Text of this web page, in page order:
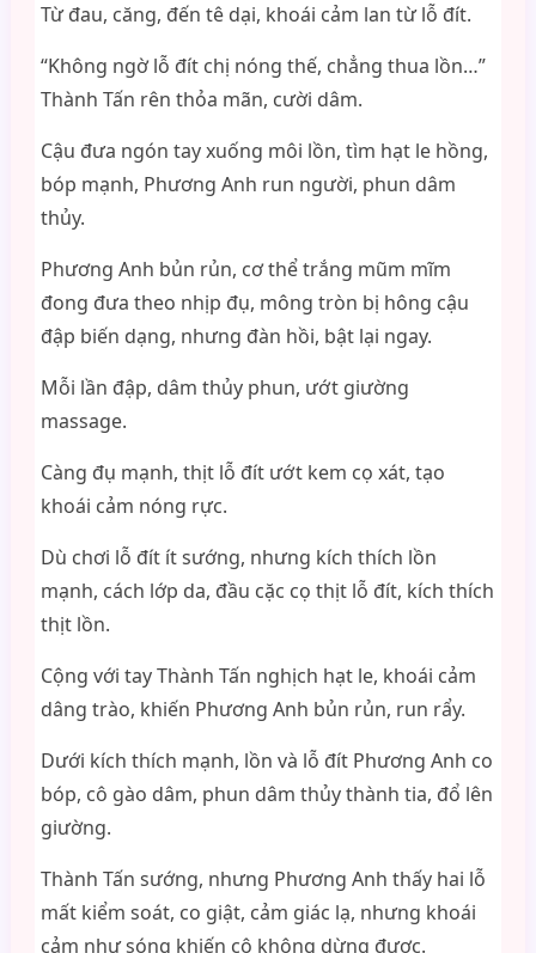
Từ đau, căng, đến tê dại, khoái cảm lan từ lỗ đít.
“Không ngờ lỗ đít chị nóng thế, chẳng thua lồn…”
Thành Tấn rên thỏa mãn, cười dâm.
Cậu đưa ngón tay xuống môi lồn, tìm hạt le hồng,
bóp mạnh, Phương Anh run người, phun dâm
thủy.
Phương Anh bủn rủn, cơ thể trắng mũm mĩm
đong đưa theo nhịp đụ, mông tròn bị hông cậu
đập biến dạng, nhưng đàn hồi, bật lại ngay.
Mỗi lần đập, dâm thủy phun, ướt giường
massage.
Càng đụ mạnh, thịt lỗ đít ướt kem cọ xát, tạo
khoái cảm nóng rực.
Dù chơi lỗ đít ít sướng, nhưng kích thích lồn
mạnh, cách lớp da, đầu cặc cọ thịt lỗ đít, kích thích
thịt lồn.
Cộng với tay Thành Tấn nghịch hạt le, khoái cảm
dâng trào, khiến Phương Anh bủn rủn, run rẩy.
Dưới kích thích mạnh, lồn và lỗ đít Phương Anh co
bóp, cô gào dâm, phun dâm thủy thành tia, đổ lên
giường.
Thành Tấn sướng, nhưng Phương Anh thấy hai lỗ
mất kiểm soát, co giật, cảm giác lạ, nhưng khoái
cảm như sóng khiến cô không dừng được.